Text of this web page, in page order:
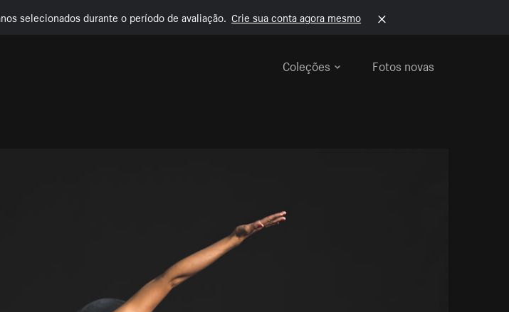
selecionados durante o período de avaliação. Crie sua conta agora mesmo
Coleções
Fotos novas